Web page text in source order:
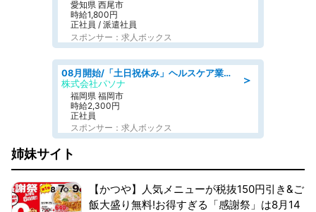
愛知県 西尾市
時給1,800円
正社員 / 派遣社員
スポンサー：求人ボックス
＞
08月開始/「土日祝休み」ヘルスケア業界の産業保健師/高時給/未経験OK/要資格:保健師、正看護師
株式会社パソナ
福岡県 福岡市
時給2,300円
正社員
スポンサー：求人ボックス
姉妹サイト
【かつや】人気メニューが税抜150円引き&ご
飯大盛り無料!お得すぎる「感謝祭」は8月14